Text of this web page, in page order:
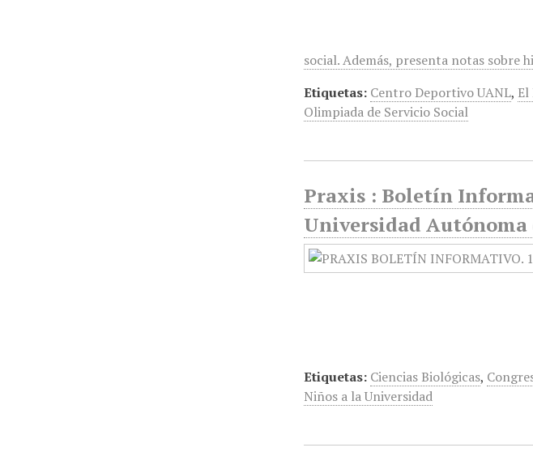
social. Además, presenta notas sobre
Etiquetas: Centro Deportivo UANL,
Olimpiada de Servicio Social
Praxis : Boletín
Universidad Autónoma
Etiquetas: Ciencias Biológicas,
Niños a la Universidad